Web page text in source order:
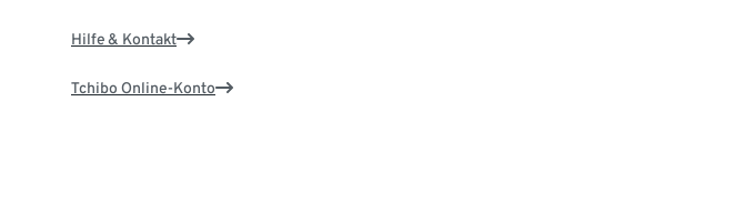
Hilfe & Kontakt
Tchibo Online-Konto